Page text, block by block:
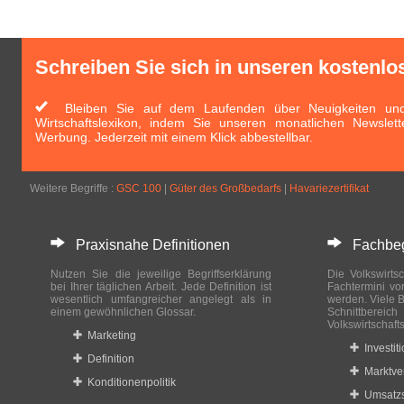
Schreiben Sie sich in unseren
Bleiben Sie auf dem Laufenden über Neuigkeiten
Wirtschaftslexikon, indem Sie unseren monatlichen
Werbung. Jederzeit mit einem Klick abbestellbar.
Weitere Begriffe : GSC 100 Güter des Großbedarfs Havariezertifikat
Praxisnahe Definitionen
Nutzen Sie die jeweilige Begriffserklärung
bei Ihrer täglichen Arbeit. Jede Definition ist
wesentlich umfangreicher angelegt als in
einem gewöhnlichen Glossar.
Marketing
Definition
Konditionenpolitik
Die
Fachtermini
werden. Viele